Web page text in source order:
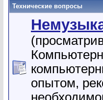
Технические вопросы
опытом,